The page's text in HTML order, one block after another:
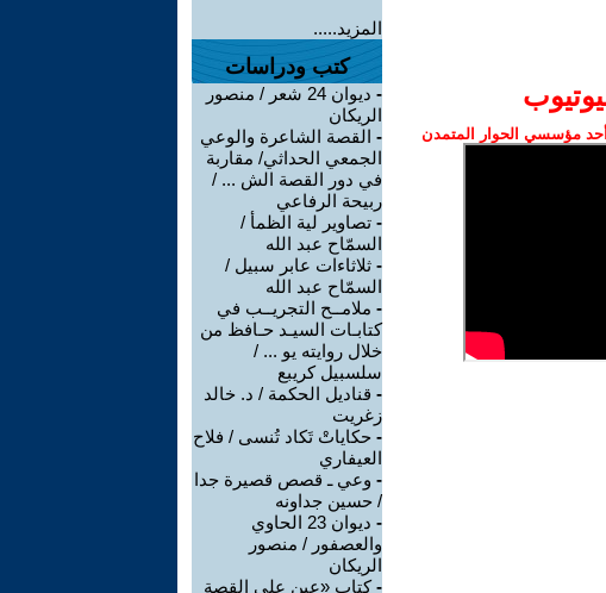
مؤسسي الحوار المتمدن
المزيد.....
كتب ودراسات
-
ديوان 24 شعر / منصور
الريكان
- القصة الشاعرة والوعي
الجمعي الحداثي/ مقاربة
في دور القصة الش ... /
ربيحة الرفاعي
- تصاوير لية الظمأ /
السمّاح عبد الله
- ثلاثاءات عابر سبيل /
السمّاح عبد الله
- ملامــح التجريــب في
كتابـات السيـد حـافظ من
خلال روايته يو ... /
سلسبيل كريبع
- قناديل الحكمة / د. خالد
زغريت
- حكاياتْ تَكاد تُنسى / فلاح
العيفاري
- وعي ـ قصص قصيرة جدا
/ حسين جداونه
-
ديوان 23 الحاوي
والعصفور / منصور
الريكان
-كتاب «عين على القصة